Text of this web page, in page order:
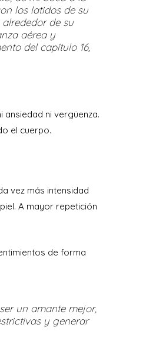
los latidos de su
de su
aérea y
del capítulo 16,
ni vergüenza.
el cuerpo.
vez más intensidad
A mayor repetición
de forma
un amante mejor,
y generar